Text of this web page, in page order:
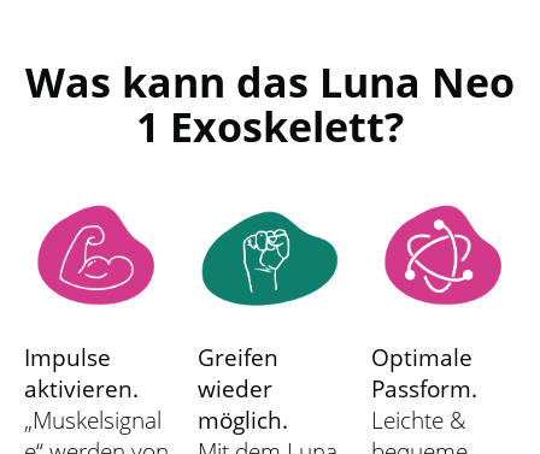
Was kann das Luna Neo
1 Exoskelett?
Impulse
aktivieren.
„Muskelsignal
Greifen
wieder
möglich.
Optimale
Passform.
Leichte &